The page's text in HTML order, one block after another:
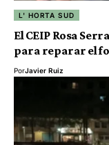
L' HORTA SUD
El CEIP Rosa
para reparar el
PorJavier Ruiz